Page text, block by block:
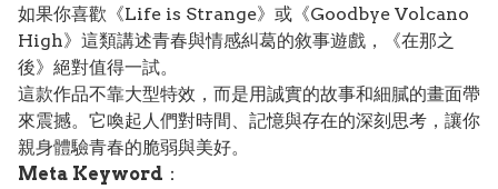
如果你喜歡《Life is Strange》或《Goodbye Volcano
High》這類講述青春與情感糾葛的敘事遊戲，《在那之
後》絕對值得一試。
這款作品不靠大型特效，而是用誠實的故事和細膩的畫面帶
來震撼。它喚起人們對時間、記憶與存在的深刻思考，讓你
親身體驗青春的脆弱與美好。
Meta Keyword ：